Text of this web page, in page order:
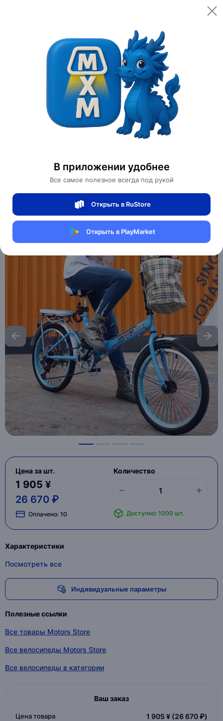
В приложении удобнее
Все самое полезное всегда под рукой
Открыть в RuStore
Открыть в PlayMarket
Открыть
Категории Спортивные товары
Велоспорт
Городской Велосипед Smeraldo
0 отзывов 0
Магазин Motors Store
Артикул:Smeraldo-339
Цена за шт.
1 905 ¥
26 670 ₽
Оплачено: 10
Количество
Доступно: 1000 шт.
Характеристики
Посмотреть все
Индивидуальные параметры
Полезные ссылки
Все товары Motors Store
Все велосипеды Motors Store
Все велосипеды в категории
Ваш заказ
Цена товара 1 905 ¥ (26 670 ₽)